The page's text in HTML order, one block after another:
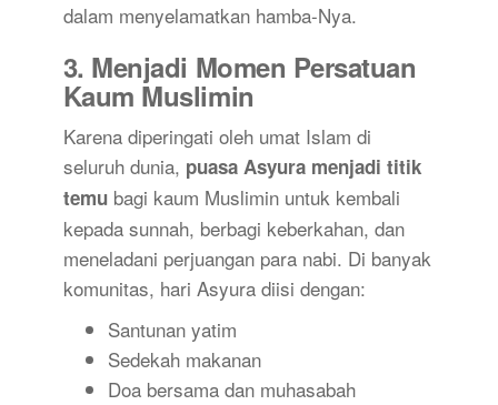
dalam menyelamatkan hamba-Nya.
3. Menjadi Momen Persatuan
Kaum Muslimin
Karena diperingati oleh umat Islam di
seluruh dunia, puasa Asyura menjadi titik
temubagi kaum Muslimin untuk kembali
kepada sunnah, berbagi keberkahan, dan
meneladani perjuangan para nabi. Di banyak
komunitas, hari Asyura diisi dengan:
Santunan yatim
Sedekah makanan
Doa bersama dan muhasabah